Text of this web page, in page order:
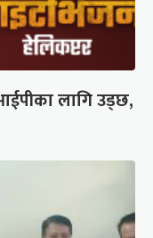
लागि उड्छ,